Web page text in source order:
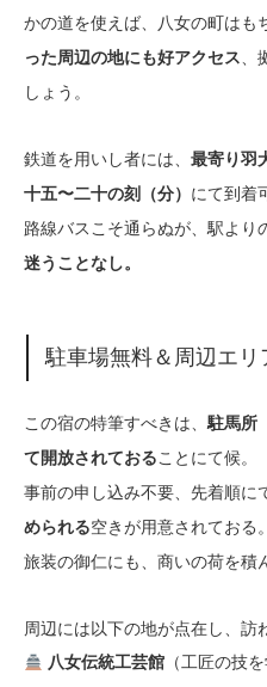
かの道を使えば、八女の町はも
った周辺の地にも好アクセス
しょう。
鉄道を用いし者には、 最寄り羽
十五〜二十の刻（分） にて到着
路線バスこそ通らぬが、駅より
迷うことなし。
駐車場無料＆周辺エリ
この宿の特筆すべきは、駐馬所
て開放されておることにて候。
事前の申し込み不要、先着順に
められる空きが用意されておる。
旅装の御仁にも、商いの荷を積
周辺には以下の地が点在し、訪
八女伝統工芸館（工匠の技を